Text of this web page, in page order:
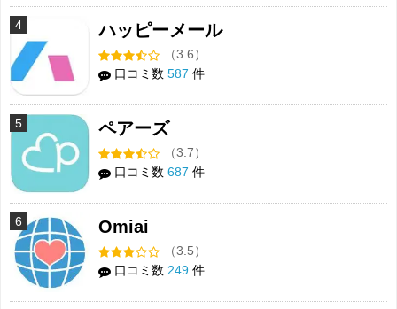
4 ハッピーメール
（3.6）
口コミ数 587 件
5 ペアーズ
（3.7）
口コミ数 687 件
6 Omiai
（3.5）
口コミ数 249 件